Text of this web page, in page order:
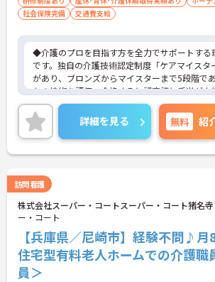
社会保険完備
交通費支給
◆介護のプロを目指す方を全力でサポートする
です。独自の介護技術認定制度「ケアマイスタ
があり、ブロンズからマイスターまで5段階で
たの技術を評価。合格すると認定証と手当が支
れます。
◆スタッフ同士の繋がりを大切にするため「サ
スバッジ」という素敵な制度を導入しています
マホやパソコンから、部署や施設を超えた仲間
「ありがとう」のバッジを送り合う仕組みで、
些細なことでも感謝を伝え合い、認め合えるた
風通しが良くとてもあたたかい雰囲気の職場で
また、「もっとこうしたら良くなるかも！」と
現場の小さなアイデアを大切にしており、入社1
目から誰でもいくつでも提案できる「フジキャ
案」制度があり、毎月役員がすべての提案に目
します。自分の気づきが実際のサービス向上に
がるため、やりがいを持って仕事に取り組めま
詳細を見る 無料 紹
訪問看護
株式会社スーパー・コートスーパー・コート猪名寺
ー・コート
【兵庫県／尼崎市】経験不問♪
住宅型有料老人ホームでの介護職
員＞